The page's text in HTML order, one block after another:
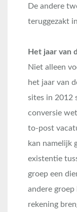
De andere
teruggezakt
Het jaar van
Niet alleen
het jaar van
sites in 2012
conversie
to-post
kan namelijk
existentie
groep een
andere groep
rekening